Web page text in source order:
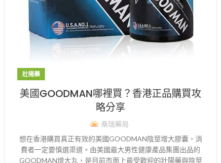
壯陽藥
美國GOODMAN哪裡買？香港正品購買攻
略分享
桑瑞藥局
想在香港購買真正有效的美國GOODMAN陰莖增大膠囊，消
費者一定要慎選渠道。由美國最大男性健康產品集團出品的
GOODMAN增大丸，是目前市面上最受歡迎的壯陽藥與陰莖